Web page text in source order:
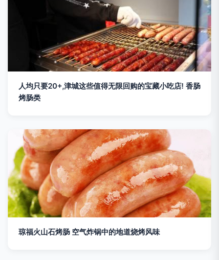
人均只要20+,津城这些值得无限回购的宝藏小吃店! 香肠
烤肠类
琼福火山石烤肠 空气炸锅中的地道烧烤风味